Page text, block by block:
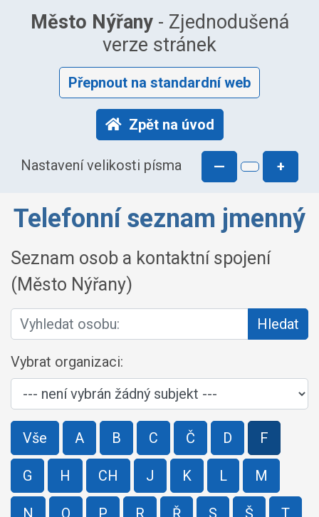
Město Nýřany- Zjednodušená
verze stránek
Přepnout na standardní web
Zpět na úvod
Nastavení velikosti písma — +
Telefonní seznam jmenný
Seznam osob a kontaktní spojení
(Město Nýřany)
Vyhledat osobu: Hledat
Vybrat organizaci:
Vše A B C Č D F
G H CH J K L M
N O P R Ř S Š T